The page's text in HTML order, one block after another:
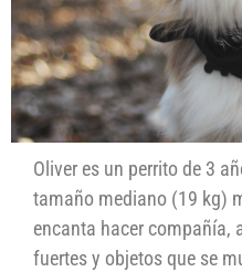
Oliver es un perrito de 3
tamaño mediano (19 kg)
encanta hacer compañía,
fuertes y objetos que se